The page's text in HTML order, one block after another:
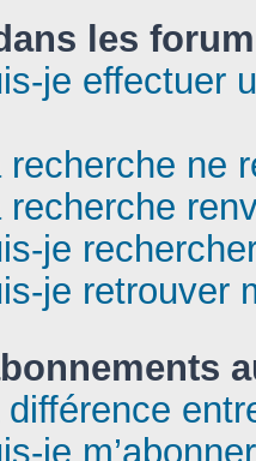
les
je effectuer
recherche ne
recherche
je
je retrouver
je